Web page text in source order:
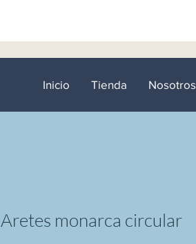
Inicio Tienda Nosotros
Aretes monarca circular